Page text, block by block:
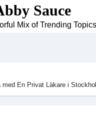
Sauce
Mix of Trending Topics
med En Privat Läkare i